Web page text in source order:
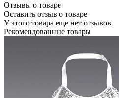
Отзывы о товаре
Оставить отзыв о товаре
У этого товара еще нет отзывов.
Рекомендованные товары